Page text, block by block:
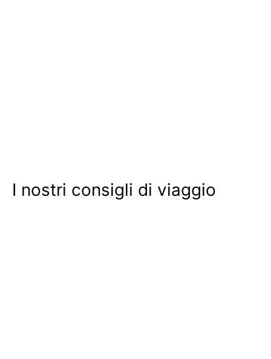
I nostri consigli di viaggio